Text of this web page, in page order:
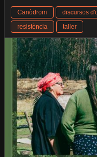
Canòdrom discursos
resistència
taller